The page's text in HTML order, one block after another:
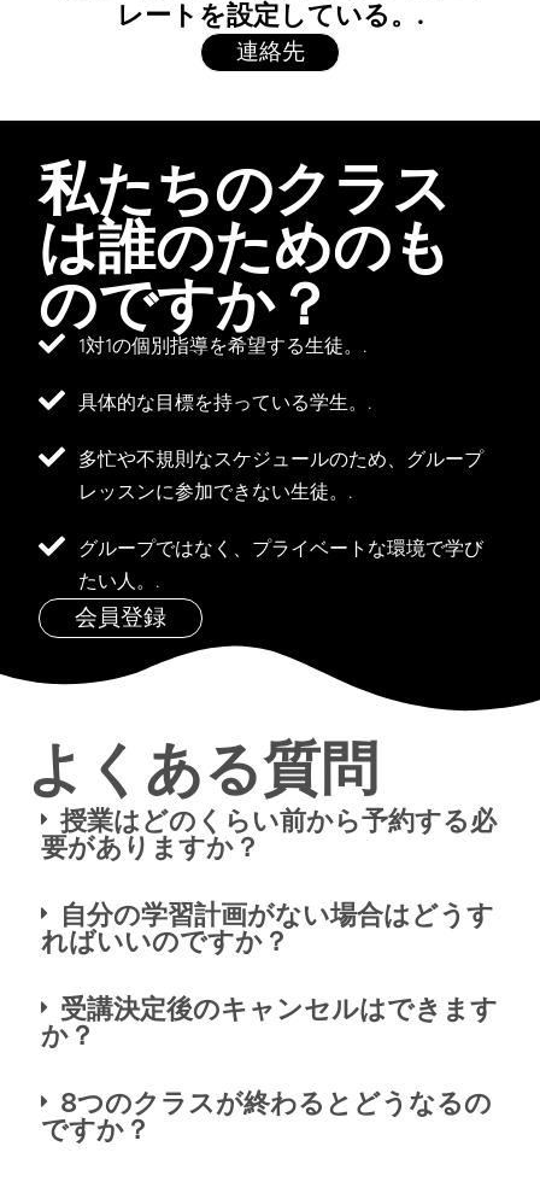
レートを設定している。.
連絡先
私たちのクラス
は誰のためのも
のですか？
1対1の個別指導を希望する生徒。.
具体的な目標を持っている学生。.
多忙や不規則なスケジュールのため、グループ
レッスンに参加できない生徒。.
グループではなく、プライベートな環境で学び
たい人。.
会員登録
よくある質問
授業はどのくらい前から予約する必
要がありますか？
自分の学習計画がない場合はどうす
ればいいのですか？
受講決定後のキャンセルはできます
か？
8つのクラスが終わるとどうなるの
ですか？